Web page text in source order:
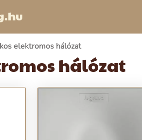
elektromos hálózat
hálózat